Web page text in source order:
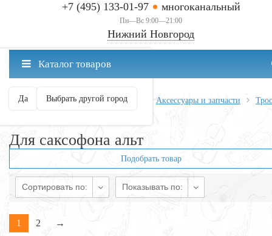
+7 (495) 133-01-97 многоканальный
Пн—Вс 9:00—21:00
Нижний Новгород
Нижний Новгород ваш город?
Да Выбрать другой город
Каталог товаров
Главная Духовые Саксофоны Аксессуары и запчасти
Для саксофона альт
Подобрать товар
Сортировать по: Показывать по:
1 2 →